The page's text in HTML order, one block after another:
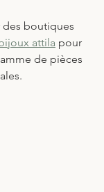
des boutiques
attila pour
de pièces